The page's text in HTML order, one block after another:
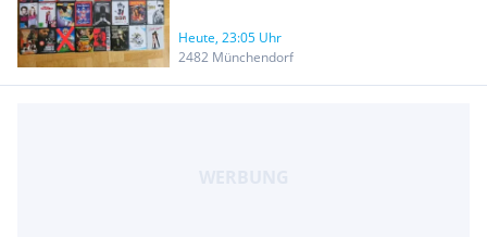
Heute, 23:05 Uhr
2482 Münchendorf